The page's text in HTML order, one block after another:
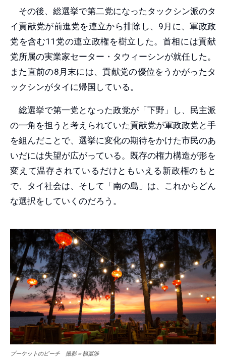
その後、総選挙で第二党になったタックシン派のタ
イ貢献党が前進党を連立から排除し、9月に、軍政政
党を含む11党の連立政権を樹立した。首相には貢献
党所属の実業家セーター・タウィーシンが就任した。
また直前の8月末には、貢献党の優位をうかがったタ
ックシンがタイに帰国している。
総選挙で第一党となった政党が「下野」し、民主派
の一角を担うと考えられていた貢献党が軍政政党と手
を組んだことで、選挙に変化の期待をかけた市民のあ
いだには失望が広がっている。既存の権力構造が形を
変えて温存されているだけともいえる新政権のもと
で、タイ社会は、そして「南の島」は、これからどん
な選択をしていくのだろう。
プーケットのビーチ 撮影＝福冨渉